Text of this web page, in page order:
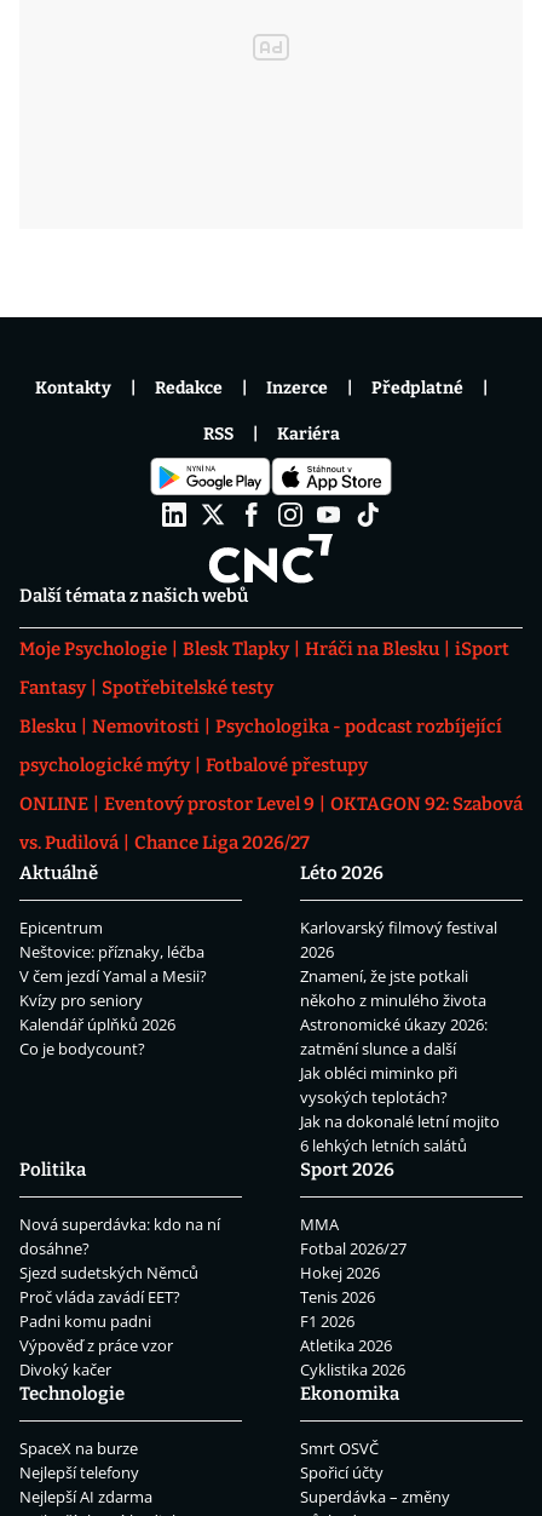
Další témata z našich webů
Moje Psychologie Blesk Tlapky Hráči na Blesku
iSport
Fantasy
Spotřebitelské testy
Blesku
Nemovitosti
Psychologika - podcast rozbíjející
psychologické mýty
Fotbalové přestupy
ONLINE
Eventový prostor Level 9
OKTAGON 92: Szabová
vs. Pudilová
Chance Liga 2026/27
Aktuálně
Epicentrum
Neštovice: příznaky, léčba
V čem jezdí Yamal a Mesii?
Kvízy pro seniory
Kalendář úplňků 2026
Co je bodycount?
Léto 2026
Karlovarský filmový festival
2026
Znamení, že jste potkali
někoho z minulého života
Astronomické úkazy 2026:
zatmění slunce a další
Jak obléci miminko při
vysokých teplotách?
Jak na dokonalé letní mojito
6 lehkých letních salátů
Politika
Nová superdávka: kdo na ní
dosáhne?
Sjezd sudetských Němců
Proč vláda zavádí EET?
Padni komu padni
Výpověď z práce vzor
Divoký kačer
Sport 2026
MMA
Fotbal 2026/27
Hokej 2026
Tenis 2026
F1 2026
Atletika 2026
Cyklistika 2026
Technologie
SpaceX na burze
Nejlepší telefony
Nejlepší AI zdarma
Ekonomika
Smrt OSVČ
Spořicí účty
Superdávka – změny
Kontakty Redakce Inzerce Předplatné
RSS Kariéra